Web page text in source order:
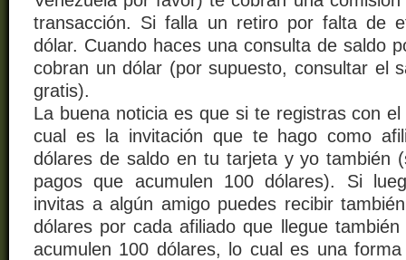
transacción. Si falla un retiro por falta de
dólar. Cuando haces una consulta de saldo
cobran un dólar (por supuesto, consultar el
gratis).
La buena noticia es que si te registras con
cual es la invitación que te hago como
dólares de saldo en tu tarjeta y yo también
pagos que acumulen 100 dólares). Si
invitas a algún amigo puedes recibir
dólares por cada afiliado que llegue
acumulen 100 dólares, lo cual es una